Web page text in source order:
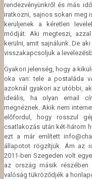
rendezvényünkről és más
iratkozni, sajnos sokan meg
kerüljenek a kéretlen
módját. Aki megteszi,
kerülni, amit sajnálunk. De
visszakapcsoljuk a
Gyakori jelenség, hogy a
oka van: tele a postaláda
azoknál gyakori az utóbbi,
ideális, ha olyan email
megnéznek. Akik nem
előfordul, hogy rosszul
csatlakozás után két-három
ezt a már említett
állapotot rögzítjük. Ám az
2011-ben Szegeden volt
az ország másik
valóság tükröződjék a